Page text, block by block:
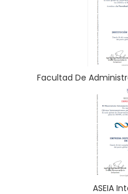
Facultad De
ASEIA